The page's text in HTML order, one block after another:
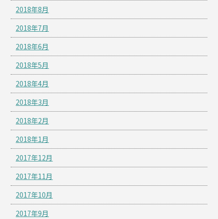
2018年8月
2018年7月
2018年6月
2018年5月
2018年4月
2018年3月
2018年2月
2018年1月
2017年12月
2017年11月
2017年10月
2017年9月